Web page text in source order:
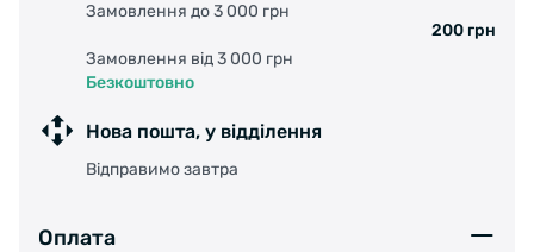
Замовлення до 3 000 грн
200 грн
Замовлення від 3 000 грн
Безкоштовно
Нова пошта, у відділення
Відправимо завтра
Оплата